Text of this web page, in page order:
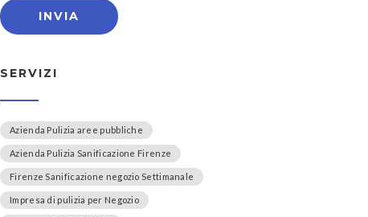
SERVIZI
Azienda Pulizia aree pubbliche
Azienda Pulizia Sanificazione Firenze
Firenze Sanificazione negozio Settimanale
Impresa di pulizia per Negozio